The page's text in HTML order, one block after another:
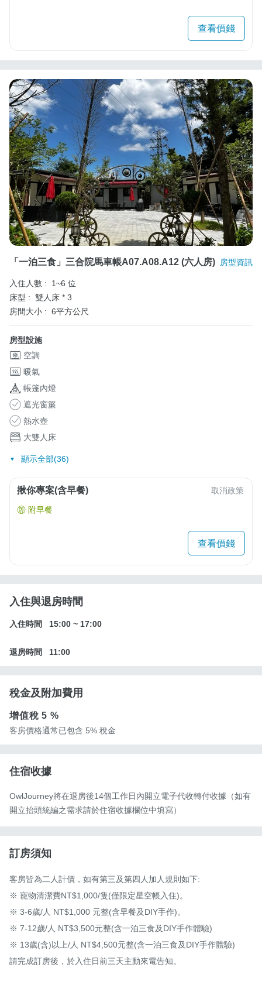
查看價錢
「一泊三食」三合院馬車帳A07.A08.A12 (六人房) 房型資訊
入住人數 :
1~6 位
床型 : 雙人床 * 3
房間大小 : 6平方公尺
房型設施
空調
暖氣
帳篷內燈
遮光窗簾
熱水壺
大雙人床
顯示全部(36)
揪你專案(含早餐) 取消政策
附早餐
查看價錢
入住與退房時間
入住時間 15:00 ~ 17:00
退房時間 11:00
稅金及附加費用
增值稅5 %
客房價格通常已包含 5% 稅金
住宿收據
OwlJourney將在退房後14個工作日內開立電子代收轉付收據（如有
開立抬頭統編之需求請於住宿收據欄位中填寫）
訂房須知
客房皆為二人計價，如有第三及第四人加人規則如下:
※ 寵物清潔費NT$1,000/隻(僅限定星空帳入住)。
※ 3-6歲/人 NT$1,000 元整(含早餐及DIY手作)。
※ 7-12歲/人 NT$3,500元整(含一泊三食及DIY手作體驗)
※ 13歲(含)以上/人 NT$4,500元整(含一泊三食及DIY手作體驗)
請完成訂房後，於入住日前三天主動來電告知。